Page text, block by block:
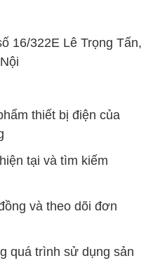
16/322E Lê Trọng Tấn,
thiết bị điện của
tại và tìm kiếm
và theo dõi đơn
quá trình sử dụng sản